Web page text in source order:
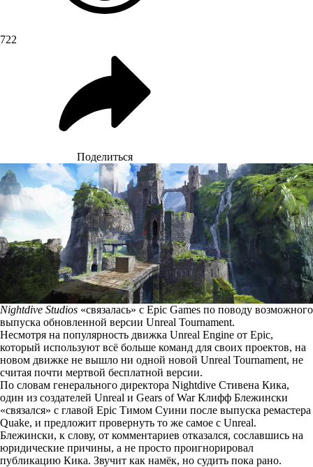
722
Поделиться
Nightdive Studios «связалась» с Epic Games по поводу возможного
выпуска обновленной версии Unreal Tournament.
Несмотря на популярность движка Unreal Engine от Epic,
который используют всё больше команд для своих проектов, на
новом движке не вышло ни одной новой Unreal Tournament, не
считая почти мертвой бесплатной версии.
По словам генерального директора Nightdive Стивена Кика,
один из создателей Unreal и Gears of War Клифф Блежински
«связался» с главой Epic Тимом Суини после выпуска ремастера
Quake, и предложит провернуть то же самое с Unreal.
Блежински, к слову, от комментариев отказался, сославшись на
юридические причины, а не просто проигнорировал
публикацию Кика. Звучит как намёк, но судить пока рано.